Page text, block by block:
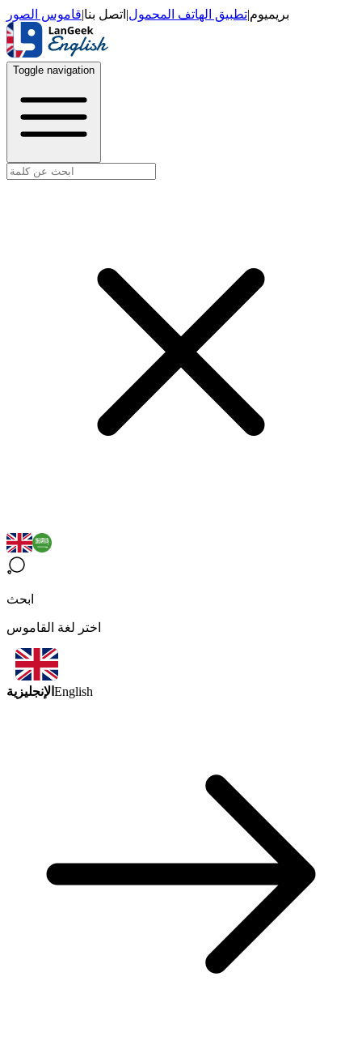
بريميوم|تطبيق الهاتف المحمول| اتصل بنا|قاموس الصور
Toggle navigation
ابحث
اختر لغة القاموس
الإنجليزية English